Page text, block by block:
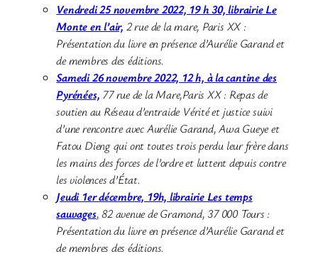
Vendredi 25 novembre 2022, 19 h 30, librairie Le
Monte en l’air, 2 rue de la mare, Paris XX :
Présentation du livre en présence d’Aurélie Garand et
de membres des éditions.
Samedi 26 novembre 2022, 12 h, à la cantine des
Pyrénées, 77 rue de la Mare,Paris XX : Repas de
soutien au Réseau d’entraide Vérité et justice suivi
d’une rencontre avec Aurélie Garand, Awa Gueye et
Fatou Dieng qui ont toutes trois perdu leur frère dans
les mains des forces de l’ordre et luttent depuis contre
les violences d’État.
Jeudi 1er décembre, 19h, librairie Les temps
sauvages, 82 avenue de Gramond, 37 000 Tours :
Présentation du livre en présence d’Aurélie Garand et
de membres des éditions.